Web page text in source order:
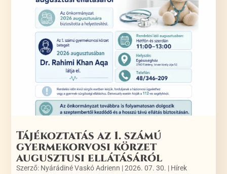
Tájékoztatás az 1. számú
gyermekorvosi körzet
augusztusi ellátásáról
Szerző: Nyárádiné Vaskó Adrienn |2026. 07. 30. | Hírek